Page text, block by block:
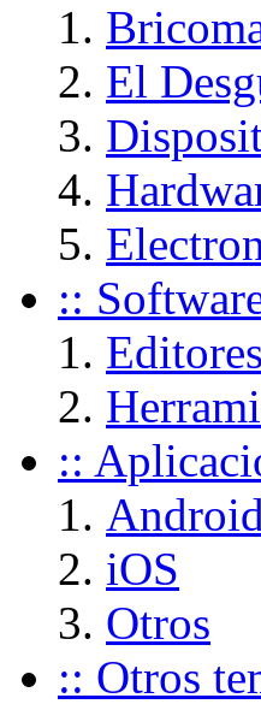
El
::
::
Android
iOS
Otros
:: Otros